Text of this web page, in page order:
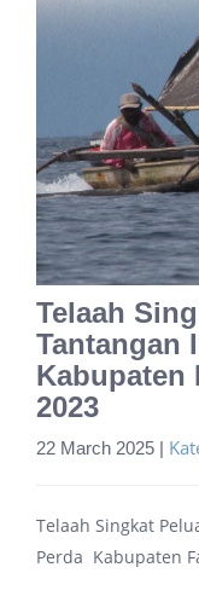
Telaah
Tantangan
Kabupaten
2023
22 March 2025 |
Telaah Singkat
Perda Kabupaten